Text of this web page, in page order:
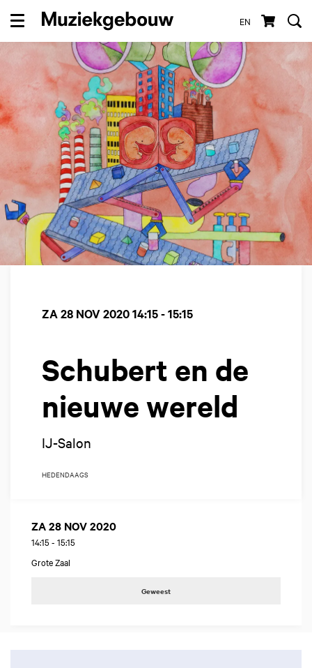
EN
Menu
Schubert en de
nieuwe wereld
IJ-Salon
ZA 28 NOV 202014:15 - 15:15
HEDENDAAGS
ZA 28 NOV 2020
14:15 - 15:15
Grote Zaal
Geweest